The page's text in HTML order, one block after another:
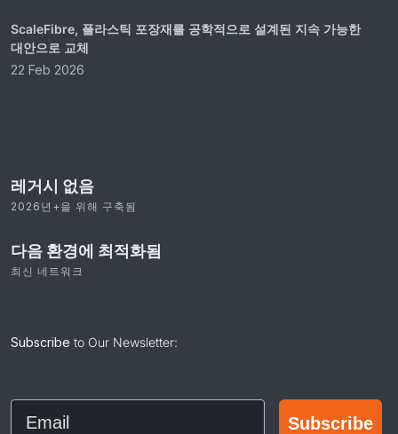
ScaleFibre, 플라스틱 포장재를 공학적으로 설계된 지속 가능한
대안으로 교체
22 Feb 2026
레거시 없음
2026년+을 위해 구축됨
다음 환경에 최적화됨
최신 네트워크
Subscribe to Our Newsletter:
Email
Subscribe